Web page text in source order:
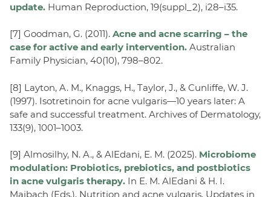
update. Human Reproduction, 19(suppl_2), i28–i35.
[7] Goodman, G. (2011). Acne and acne scarring – the
case for active and early intervention. Australian
Family Physician, 40(10), 798–802.
[8] Layton, A. M., Knaggs, H., Taylor, J., & Cunliffe, W. J.
(1997). Isotretinoin for acne vulgaris—10 years later: A
safe and successful treatment. Archives of Dermatology,
133(9), 1001–1003.
[9] Almosilhy, N. A., & AlEdani, E. M. (2025). Microbiome
modulation: Probiotics, prebiotics, and postbiotics
in acne vulgaris therapy. In E. M. AlEdani & H. I.
Maibach (Eds.), Nutrition and acne vulgaris. Updates in